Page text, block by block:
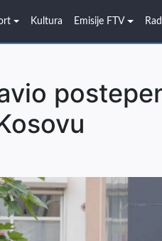
Kultura Emisije FTV